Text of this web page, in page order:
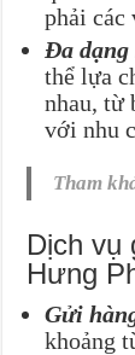
phải các
Đa
thể lựa
nhau, từ
với nhu
Tham
Dịch vụ
Hưng
Gửi
khoảng